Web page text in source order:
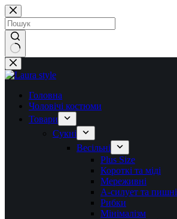
Перейти
до
вмісту
Немає
результатів
Головна
Чоловічі костюми
Товари
Сукні
Весільні
Plus Size
Короткі та міді
Мереживні
А-силует та пишні
Рибки
Мінімалізм